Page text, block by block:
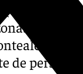
de Torre
y la
de personas